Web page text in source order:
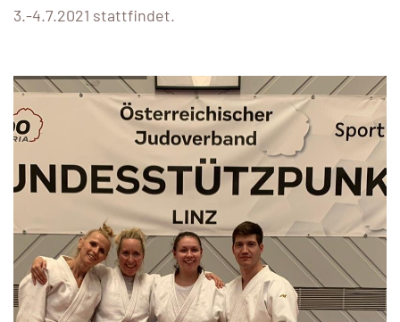
3.-4.7.2021 stattfindet.